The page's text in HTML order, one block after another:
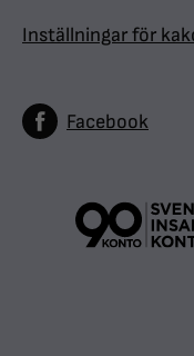
Inställningar för
Facebook